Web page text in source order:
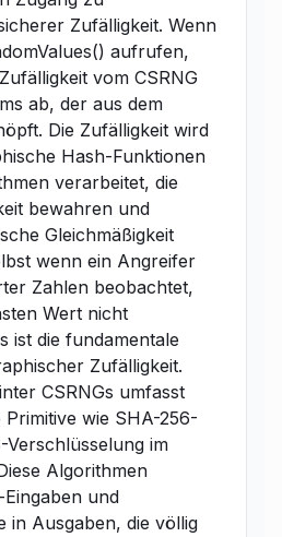
Zufälligkeit. Wenn
aufrufen,
vom CSRNG
ab, der aus dem
Die Zufälligkeit wird
Hash-Funktionen
verarbeitet, die
bewahren und
Gleichmäßigkeit
wenn ein Angreifer
Zahlen beobachtet,
Wert nicht
ist die fundamentale
Zufälligkeit.
CSRNGs umfasst
wie SHA-256-
Verschlüsselung im
Algorithmen
und
in Ausgaben, die völlig